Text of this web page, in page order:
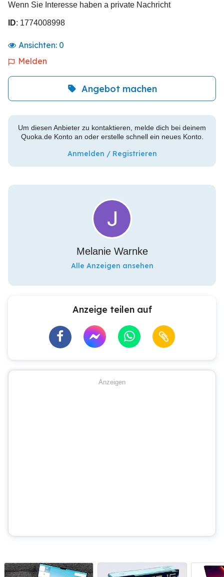
Wenn Sie Interesse haben a private Nachricht
ID: 1774008998
Ansichten: 0
Melden
Angebot machen
Um diesen Anbieter zu kontaktieren, melde dich bei deinem
Quoka.de Konto an oder erstelle schnell ein neues Konto.
Anmelden / Registrieren
Melanie Warnke
Alle Anzeigen ansehen
Anzeige teilen auf
Anzeigen